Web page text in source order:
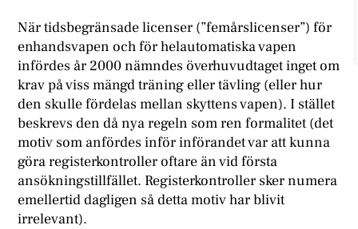
När tidsbegränsade licenser (”femårslicenser”) för
enhandsvapen och för helautomatiska vapen
infördes år 2000 nämndes överhuvudtaget inget om
krav på viss mängd träning eller tävling (eller hur
den skulle fördelas mellan skyttens vapen). I stället
beskrevs den då nya regeln som ren formalitet (det
motiv som anfördes inför införandet var att kunna
göra registerkontroller oftare än vid första
ansökningstillfället. Registerkontroller sker numera
emellertid dagligen så detta motiv har blivit
irrelevant).